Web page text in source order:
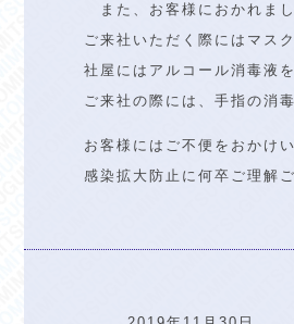
また、お客様におかれま
ご来社いただく際にはマス
社屋にはアルコール消毒液
ご来社の際には、手指の消
お客様にはご不便をおかけ
感染拡大防止に何卒ご理解